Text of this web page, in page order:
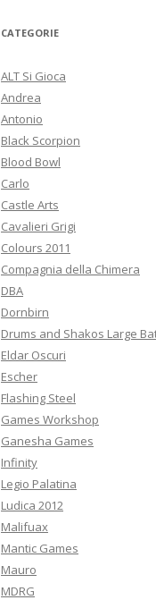
e
c
a
p
e
r
:
CATEGORIE
ALT Si Gioca
Andrea
Antonio
Black Scorpion
Blood Bowl
Carlo
Castle Arts
Cavalieri Grigi
Colours 2011
Compagnia della Chimera
DBA
Dornbirn
Drums and Shakos Large
Eldar Oscuri
Escher
Flashing Steel
Games Workshop
Ganesha Games
Infinity
Legio Palatina
Ludica 2012
Malifuax
Mantic Games
Mauro
MDRG